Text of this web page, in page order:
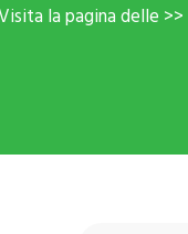
la pagina delle >>